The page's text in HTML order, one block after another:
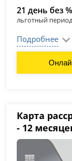
21 день без %
льготный
Подробнее
Карта
- 12